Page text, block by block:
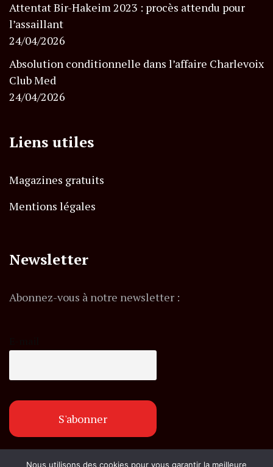
Attentat Bir-Hakeim 2023 : procès attendu pour
l’assaillant
24/04/2026
Absolution conditionnelle dans l’affaire Charlevoix
Club Med
24/04/2026
Liens utiles
Magazines gratuits
Mentions légales
Newsletter
Abonnez-vous à notre newsletter :
Nous utilisons des cookies pour vous garantir la meilleure